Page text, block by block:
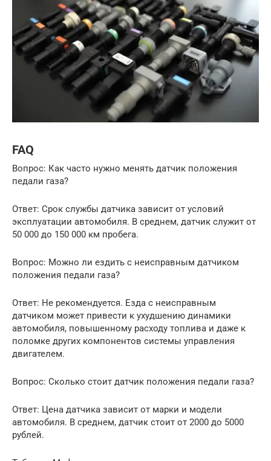
FAQ
Вопрос: Как часто нужно менять датчик положения
педали газа?
Ответ: Срок службы датчика зависит от условий
эксплуатации автомобиля. В среднем, датчик служит от
50 000 до 150 000 км пробега.
Вопрос: Можно ли ездить с неисправным датчиком
положения педали газа?
Ответ: Не рекомендуется. Езда с неисправным
датчиком может привести к ухудшению динамики
автомобиля, повышенному расходу топлива и даже к
поломке других компонентов системы управления
двигателем.
Вопрос: Сколько стоит датчик положения педали газа?
Ответ: Цена датчика зависит от марки и модели
автомобиля. В среднем, датчик стоит от 2000 до 5000
рублей.